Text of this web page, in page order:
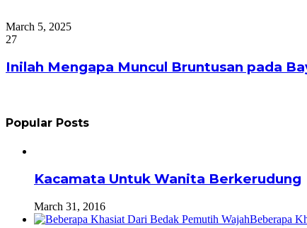
March 5, 2025
27
Inilah Mengapa Muncul Bruntusan pada
Popular Posts
Kacamata Untuk Wanita Berkerudung
March 31, 2016